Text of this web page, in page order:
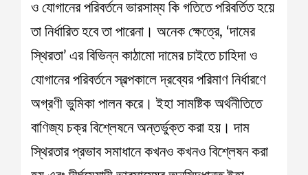
ও যোগানের পরিবর্তনে ভারসাম্য কি গতিতে পরিবর্তিত হয়ে
তা নির্ধারিত হবে তা পারেনা। অনেক ক্ষেত্রে, ‘দামের
স্থিরতা’ এর বিভিন্ন কাঠামো দামের চাইতে চাহিদা ও
যোগানের পরিবর্তনে স্বল্পকালে দ্রব্যের পরিমাণ নির্ধারণে
অগ্রণী ভুমিকা পালন করে। ইহা সামষ্টিক অর্থনীতিতে
বাণিজ্য চক্র বিশ্লেষনে অন্তর্ভুক্ত করা হয়। দাম
স্থিরতার প্রভাব সমাধানে কখনও কখনও বিশ্লেষন করা